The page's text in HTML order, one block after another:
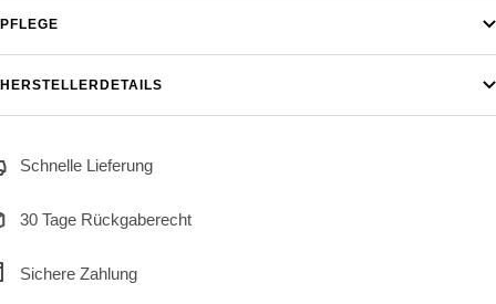
PFLEGE
HERSTELLERDETAILS
Schnelle Lieferung
30 Tage Rückgaberecht
Sichere Zahlung